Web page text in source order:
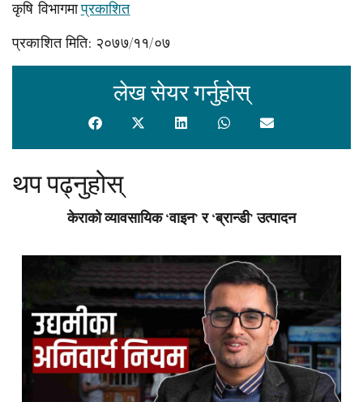
कृषि विभागमाप्रकाशित
प्रकाशित मिति: २०७७/११/०७
लेख सेयर गर्नुहोस्
थप पढ्नुहोस्
केराको व्यावसायिक ‘वाइन’ र ‘ब्रान्डी’ उत्पादन